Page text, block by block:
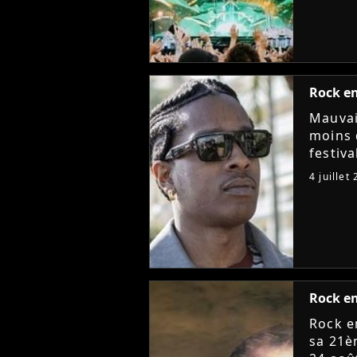
Rock
moins
4 juillet
Rock
Rock
sa